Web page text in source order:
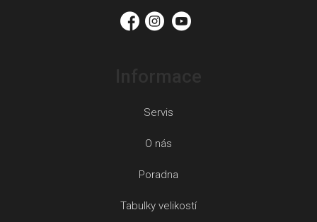
Servis
O nás
Poradna
Tabulky velikostí